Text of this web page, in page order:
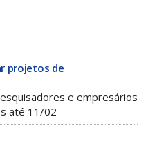
projetos de
e empresários
até 11/02